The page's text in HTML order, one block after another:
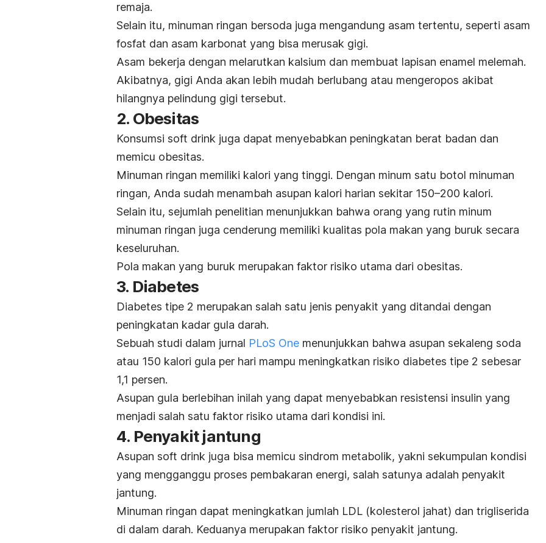
remaja.
Selain itu, minuman ringan bersoda juga mengandung asam tertentu, seperti asam
fosfat dan asam karbonat yang bisa merusak gigi.
Asam bekerja dengan melarutkan kalsium dan membuat lapisan enamel melemah.
Akibatnya, gigi Anda akan lebih mudah berlubang atau mengeropos akibat
hilangnya pelindung gigi tersebut.
2. Obesitas
Konsumsi soft drink juga dapat menyebabkan peningkatan berat badan dan
memicu obesitas.
Minuman ringan memiliki kalori yang tinggi. Dengan minum satu botol minuman
ringan, Anda sudah menambah asupan kalori harian sekitar 150–200 kalori.
Selain itu, sejumlah penelitian menunjukkan bahwa orang yang rutin minum
minuman ringan juga cenderung memiliki kualitas pola makan yang buruk secara
keseluruhan.
Pola makan yang buruk merupakan faktor risiko utama dari obesitas.
3. Diabetes
Diabetes tipe 2 merupakan salah satu jenis penyakit yang ditandai dengan
peningkatan kadar gula darah.
Sebuah studi dalam jurnal PLoS One menunjukkan bahwa asupan sekaleng soda
atau 150 kalori gula per hari mampu meningkatkan risiko diabetes tipe 2 sebesar
1,1 persen.
Asupan gula berlebihan inilah yang dapat menyebabkan resistensi insulin yang
menjadi salah satu faktor risiko utama dari kondisi ini.
4. Penyakit jantung
Asupan soft drink juga bisa memicu sindrom metabolik, yakni sekumpulan kondisi
yang mengganggu proses pembakaran energi, salah satunya adalah penyakit
jantung.
Minuman ringan dapat meningkatkan jumlah LDL (kolesterol jahat) dan trigliserida
di dalam darah. Keduanya merupakan faktor risiko penyakit jantung.